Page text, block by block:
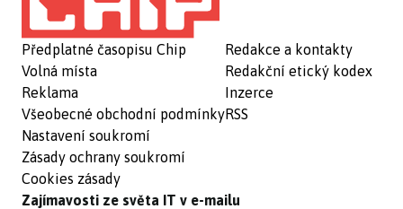
Předplatné časopisu Chip
Volná místa
Reklama
Všeobecné obchodní podmínky
Nastavení soukromí
Zásady ochrany soukromí
Cookies zásady
Redakce a kontakty
Redakční etický kodex
Inzerce
RSS
Zajímavosti ze světa IT v e-mailu